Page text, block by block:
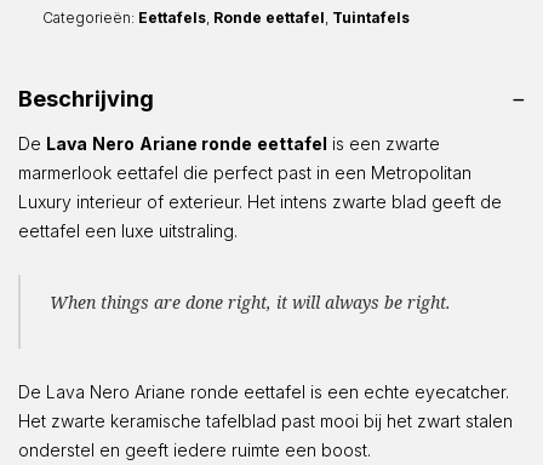
Categorieën: Eettafels Ronde eettafel Tuintafels
Beschrijving
De Lava Nero Ariane ronde eettafel is een zwarte
marmerlook eettafel die perfect past in een Metropolitan
Luxury interieur of exterieur. Het intens zwarte blad geeft de
eettafel een luxe uitstraling.
When things are done right, it will always be right.
De Lava Nero Ariane ronde eettafel is een echte eyecatcher.
Het zwarte keramische tafelblad past mooi bij het zwart stalen
onderstel en geeft iedere ruimte een boost.